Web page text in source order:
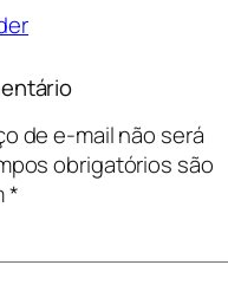
de e-mail não será
obrigatórios são
*